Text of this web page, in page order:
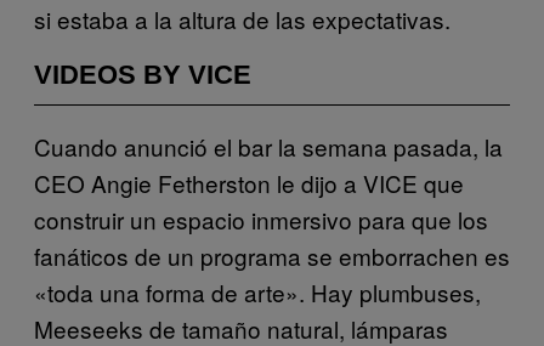
si estaba a la altura de las expectativas.
VIDEOS BY VICE
Cuando anunció el bar la semana pasada, la
CEO Angie Fetherston le dijo a VICE que
construir un espacio inmersivo para que los
fanáticos de un programa se emborrachen es
«toda una forma de arte». Hay plumbuses,
Meeseeks de tamaño natural, lámparas